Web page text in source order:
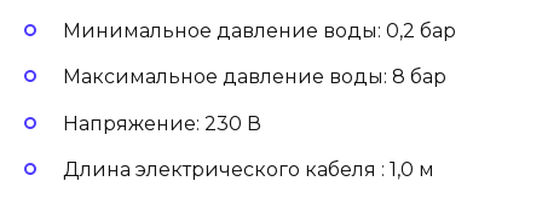
Минимальное давление воды: 0,2 бар
Максимальное давление воды: 8 бар
Напряжение: 230 В
Длина электрического кабеля : 1,0 м